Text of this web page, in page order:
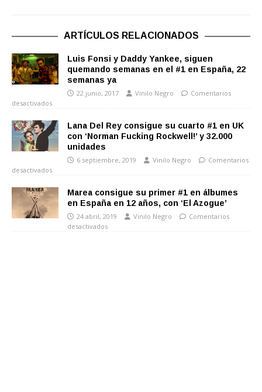
ARTÍCULOS RELACIONADOS
Luis Fonsi y Daddy Yankee, siguen
quemando semanas en el #1 en España, 22
semanas ya
22 junio, 2017 Vinilo Negro
Comentarios
desactivados
Lana Del Rey consigue su cuarto #1 en UK
con ‘Norman Fucking Rockwell!’ y 32.000
unidades
6 septiembre, 2019 Vinilo Negro
Comentarios
desactivados
Marea consigue su primer #1 en álbumes
en España en 12 años, con ‘El Azogue’
24 abril, 2019 Vinilo Negro
Comentarios
desactivados